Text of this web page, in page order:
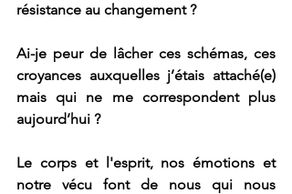
résistance au changement ?
Ai-je peur de lâcher ces schémas, ces
croyances auxquelles j’étais attaché(e)
mais qui ne me correspondent plus
aujourd’hui ?
Le corps et l'esprit, nos émotions et
notre vécu font de nous qui nous